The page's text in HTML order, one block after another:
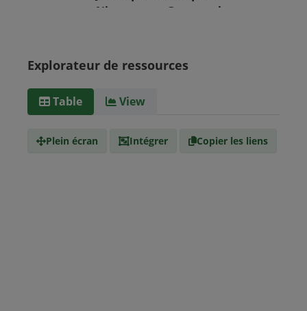
Nicaragua
Guatemala
Venezuela
Barbade
Type de
text/csv
Explorateur de ressources
Table View
Plein écran Intégrer Copier les liens